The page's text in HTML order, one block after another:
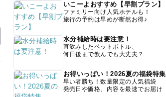
いこーよおすすめ【早割プラン】
ファミリー向け人気ホテルも！
旅行の予約は早めが断然お得♪
水分補給時は要注意！
直飲みしたペットボトル、
何日後まで飲んでも大丈夫？
お得いっぱい！2026夏の福袋特集
早い者勝ち！数量限定の人気福袋
発売日や価格、内容を最速でお届け